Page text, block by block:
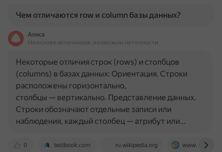
Чем отличаются row и column базы данных?
Алиса
На основе источников, возможны неточности
0 testbook.com ru.wikipedia.org
Некоторые отличия строк (rows) и столбцов
(columns) в базах данных: Ориентация. Строки
расположены горизонтально,
столбцы — вертикально. Представление данных.
Строки обозначают отдельные записи или
наблюдения, каждый столбец — атрибут или…